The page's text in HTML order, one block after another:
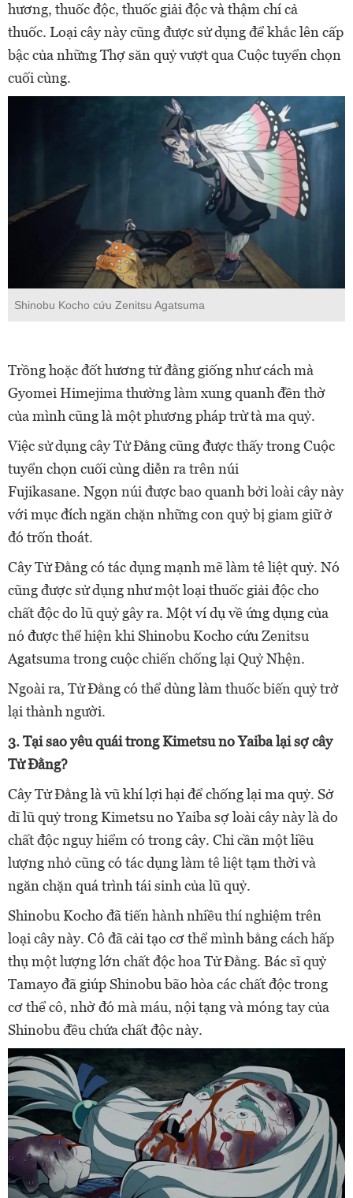
hương, thuốc độc, thuốc giải độc và thậm chí cả
thuốc. Loại cây này cũng được sử dụng để khắc lên cấp
bậc của những Thợ săn quỷ vượt qua Cuộc tuyển chọn
cuối cùng.
Shinobu Kocho cứu Zenitsu Agatsuma
Trồng hoặc đốt hương tử đằng giống như cách mà
Gyomei Himejima thường làm xung quanh đền thờ
của mình cũng là một phương pháp trừ tà ma quỷ.
Việc sử dụng cây Tử Đằng cũng được thấy trong Cuộc
tuyển chọn cuối cùng diễn ra trên núi
Fujikasane. Ngọn núi được bao quanh bởi loài cây này
với mục đích ngăn chặn những con quỷ bị giam giữ ở
đó trốn thoát.
Cây Tử Đằng có tác dụng mạnh mẽ làm tê liệt quỷ. Nó
cũng được sử dụng như một loại thuốc giải độc cho
chất độc do lũ quỷ gây ra. Một ví dụ về ứng dụng của
nó được thể hiện khi Shinobu Kocho cứu Zenitsu
Agatsuma trong cuộc chiến chống lại Quỷ Nhện.
Ngoài ra, Tử Đằng có thể dùng làm thuốc biến quỷ trở
lại thành người.
3. Tại sao yêu quái trong Kimetsu no Yaiba lại sợ cây
Tử Đằng?
Cây Tử Đằng là vũ khí lợi hại để chống lại ma quỷ. Sở
dĩ lũ quỷ trong Kimetsu no Yaiba sợ loài cây này là do
chất độc nguy hiểm có trong cây. Chỉ cần một liều
lượng nhỏ cũng có tác dụng làm tê liệt tạm thời và
ngăn chặn quá trình tái sinh của lũ quỷ.
Shinobu Kocho đã tiến hành nhiều thí nghiệm trên
loại cây này. Cô đã cải tạo cơ thể mình bằng cách hấp
thụ một lượng lớn chất độc hoa Tử Đằng. Bác sĩ quỷ
Tamayo đã giúp Shinobu bão hòa các chất độc trong
cơ thể cô, nhờ đó mà máu, nội tạng và móng tay của
Shinobu đều chứa chất độc này.